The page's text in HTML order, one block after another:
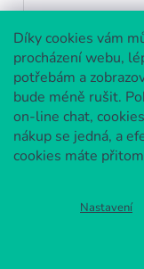
Díky cookies vám
procházení webu,
potřebám a
bude méně rušit.
on-line chat,
nákup se jedná, a
cookies máte
Nastavení